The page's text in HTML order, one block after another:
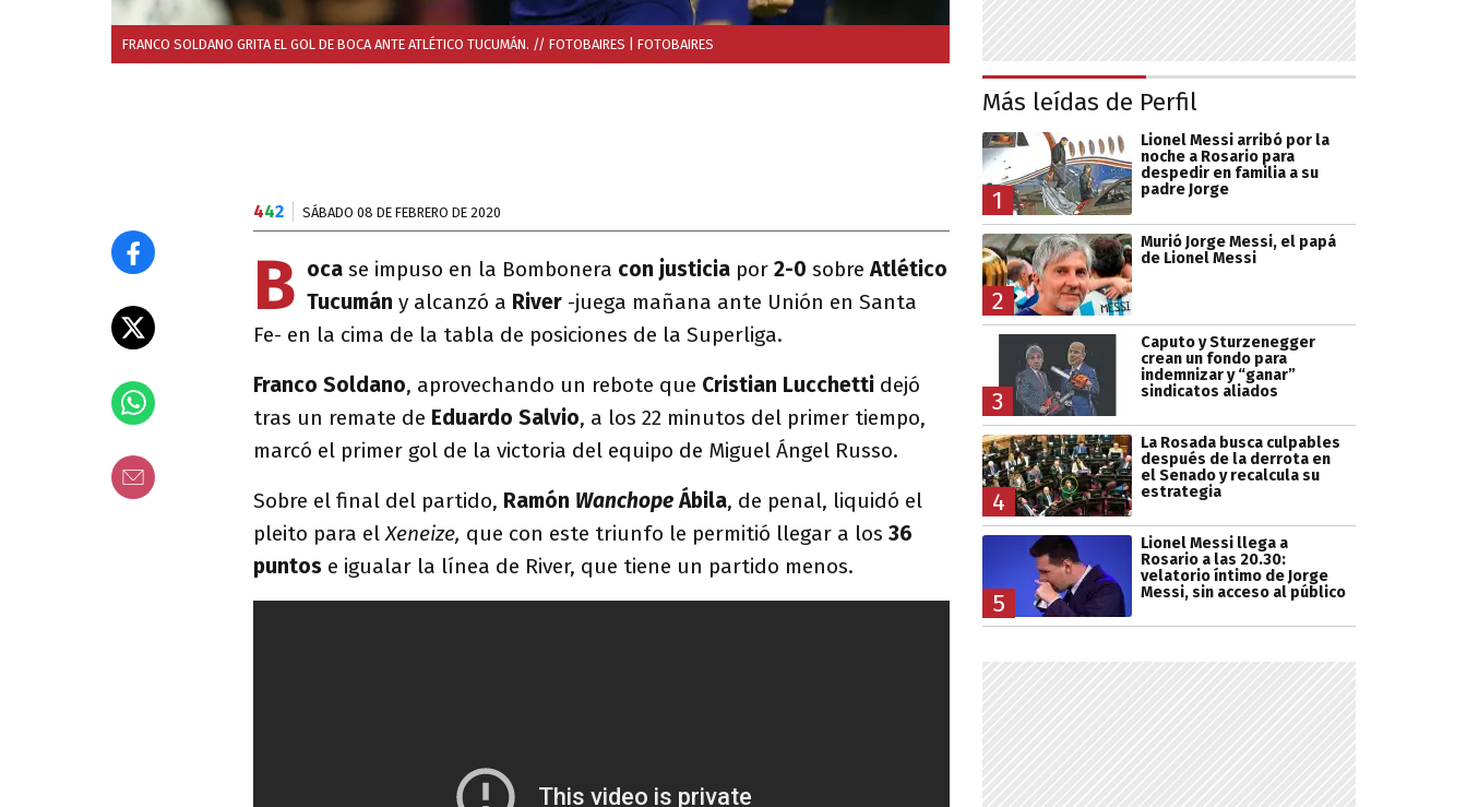
FRANCO SOLDANO GRITA EL GOL DE BOCA ANTE ATLÉTICO TUCUMÁN. // FOTOBAIRES | FOTOBAIRES
442 SÁBADO 08 DE FEBRERO DE 2020
B oca se impuso en la Bombonera con justicia por 2-0 sobreAtlético
Tucumán y alcanzó a River -juega mañana ante Unión en Santa
Fe- en la cima de la tabla de posiciones de la Superliga.
Franco Soldano, aprovechando un rebote que Cristian Lucchetti dejó
tras un remate de Eduardo Salvio, a los 22 minutos del primer tiempo,
marcó el primer gol de la victoria del equipo de Miguel Ángel Russo.
Sobre el final del partido, Ramón WanchopeÁbila, de penal, liquidó el
pleito para elXeneize, que con este triunfo le permitió llegar a los 36
puntos e igualar la línea de River, que tiene un partido menos.
Más leídas de Perfil
1
Lionel Messi arribó por la
noche a Rosario para
despedir en familia a su
padre Jorge
2
Murió Jorge Messi, el papá
de Lionel Messi
3
Caputo y Sturzenegger
crean un fondo para
indemnizar y “ganar”
sindicatos aliados
4
La Rosada busca culpables
después de la derrota en
el Senado y recalcula su
estrategia
5
Lionel Messi llega a
Rosario a las 20.30:
velatorio íntimo de Jorge
Messi, sin acceso al público